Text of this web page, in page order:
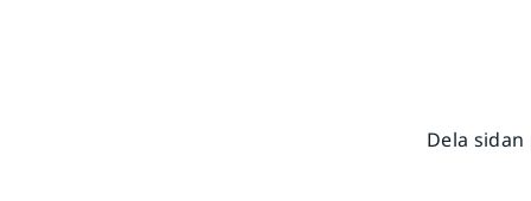
Dela sidan